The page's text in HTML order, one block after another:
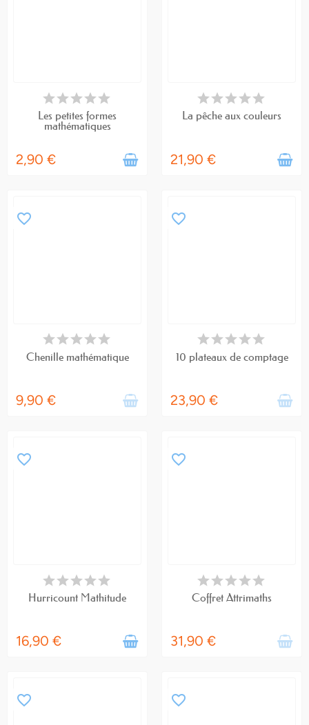
EN STOCK
Les petites formes
mathématiques
2,90 €
EN STOCK
La pêche aux couleurs
21,90 €
RUPTURE DE STOCK
favorite_border
Chenille mathématique
9,90 €
RUPTURE DE STOCK
favorite_border
10 plateaux de comptage
23,90 €
EN STOCK
favorite_border
Hurricount Mathitude
16,90 €
RUPTURE DE STOCK
favorite_border
Coffret Attrimaths
31,90 €
favorite_border favorite_border